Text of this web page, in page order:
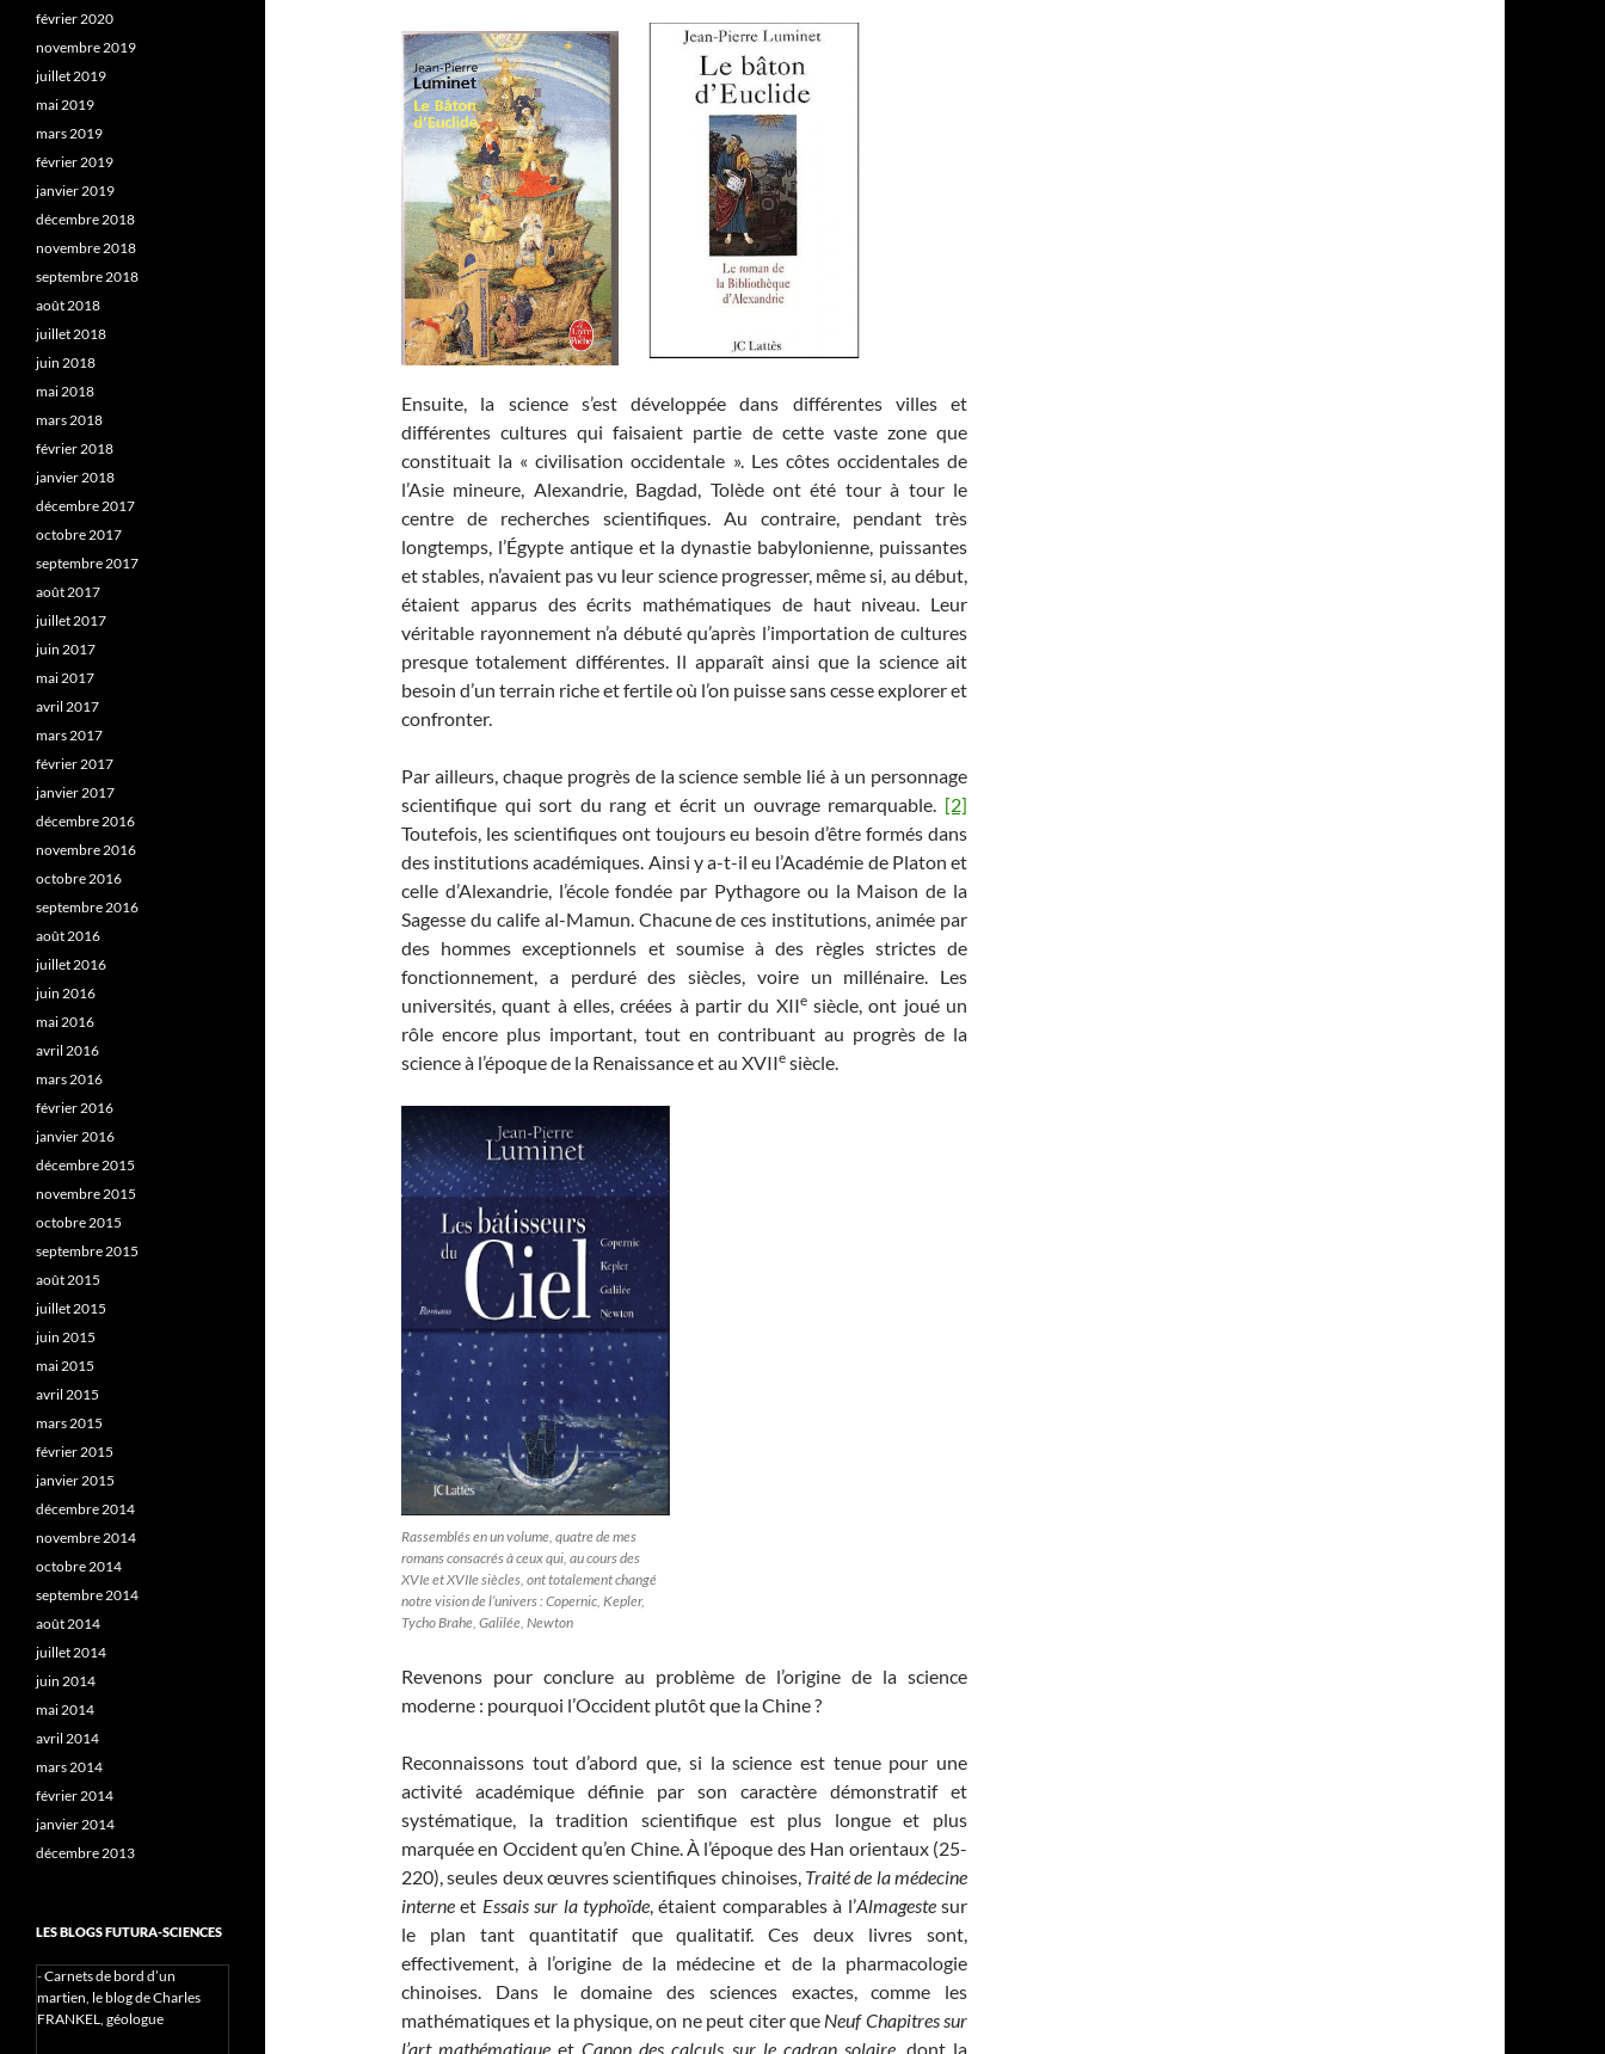
Ensuite, la science s’est développée dans différentes villes et
différentes cultures qui faisaient partie de cette vaste zone que
constituait la « civilisation occidentale ». Les côtes occidentales de
l’Asie mineure, Alexandrie, Bagdad, Tolède ont été tour à tour le
centre de recherches scientifiques. Au contraire, pendant très
longtemps, l’Égypte antique et la dynastie babylonienne, puissantes
et stables, n’avaient pas vu leur science progresser, même si, au début,
étaient apparus des écrits mathématiques de haut niveau. Leur
véritable rayonnement n’a débuté qu’après l’importation de cultures
presque totalement différentes. Il apparaît ainsi que la science ait
besoin d’un terrain riche et fertile où l’on puisse sans cesse explorer et
confronter.
Par ailleurs, chaque progrès de la science semble lié à un personnage
scientifique qui sort du rang et écrit un ouvrage remarquable. [2]
Toutefois, les scientifiques ont toujours eu besoin d’être formés dans
des institutions académiques. Ainsi y a-t-il eu l’Académie de Platon et
celle d’Alexandrie, l’école fondée par Pythagore ou la Maison de la
Sagesse du calife al-Mamun. Chacune de ces institutions, animée par
des hommes exceptionnels et soumise à des règles strictes de
fonctionnement, a perduré des siècles, voire un millénaire. Les
universités, quant à elles, créées à partir du XIIesiècle, ont joué un
rôle encore plus important, tout en contribuant au progrès de la
science à l’époque de la Renaissance et au XVIIe siècle.
Rassemblés en un volume, quatre de mes
romans consacrés à ceux qui, au cours des
XVIe et XVIIe siècles, ont totalement changé
notre vision de l’univers : Copernic, Kepler,
Tycho Brahe, Galilée, Newton
Revenons pour conclure au problème de l’origine de la science
moderne : pourquoi l’Occident plutôt que la Chine ?
Reconnaissons tout d’abord que, si la science est tenue pour une
activité académique définie par son caractère démonstratif et
systématique, la tradition scientifique est plus longue et plus
marquée en Occident qu’en Chine. À l’époque des Han orientaux (25-
220), seules deux œuvres scientifiques chinoises, Traité de la médecine
interne et Essais sur la typhoïde, étaient comparables à l’Almagestesur
le plan tant quantitatif que qualitatif. Ces deux livres sont,
effectivement, à l’origine de la médecine et de la pharmacologie
chinoises. Dans le domaine des sciences exactes, comme les
mathématiques et la physique, on ne peut citer que Neuf Chapitres sur
l’art mathématique etCanon des calculs sur le cadran solaire, dont la
février 2020
novembre 2019
juillet 2019
mai 2019
mars 2019
février 2019
janvier 2019
décembre 2018
novembre 2018
septembre 2018
août 2018
juillet 2018
juin 2018
mai 2018
mars 2018
février 2018
janvier 2018
décembre 2017
octobre 2017
septembre 2017
août 2017
juillet 2017
juin 2017
mai 2017
avril 2017
mars 2017
février 2017
janvier 2017
décembre 2016
novembre 2016
octobre 2016
septembre 2016
août 2016
juillet 2016
juin 2016
mai 2016
avril 2016
mars 2016
février 2016
janvier 2016
décembre 2015
novembre 2015
octobre 2015
septembre 2015
août 2015
juillet 2015
juin 2015
mai 2015
avril 2015
mars 2015
février 2015
janvier 2015
décembre 2014
novembre 2014
octobre 2014
septembre 2014
août 2014
juillet 2014
juin 2014
mai 2014
avril 2014
mars 2014
février 2014
janvier 2014
décembre 2013
LES BLOGS FUTURA-SCIENCES
-Carnets de bord d’un
martien, le blog de Charles
FRANKEL, géologue